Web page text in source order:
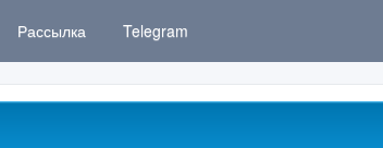
Рассылка Telegram